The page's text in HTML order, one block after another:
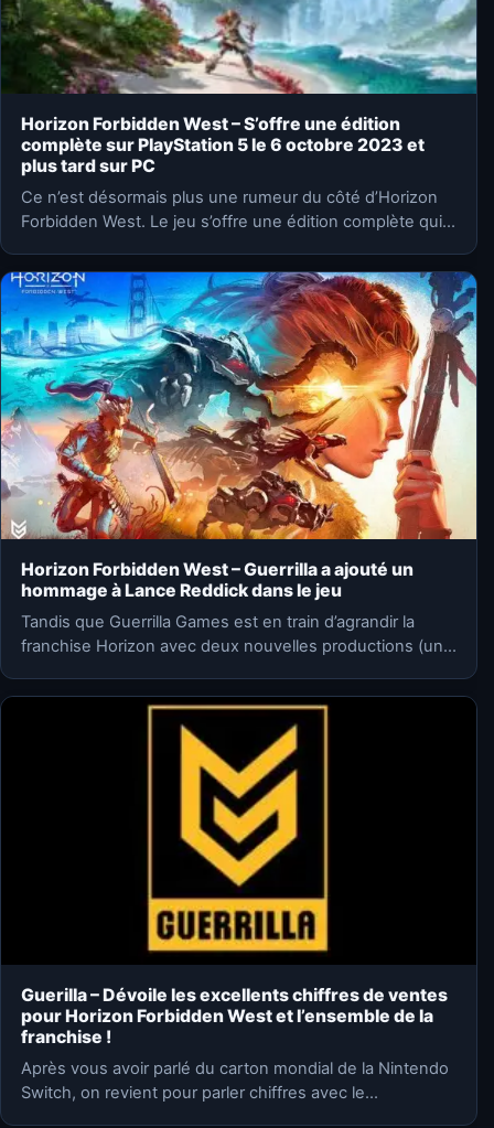
Horizon Forbidden West – S’offre une édition
complète sur PlayStation 5 le 6 octobre 2023 et
plus tard sur PC
Ce n’est désormais plus une rumeur du côté d’Horizon
Forbidden West. Le jeu s’offre une édition complète qui…
Horizon Forbidden West – Guerrilla a ajouté un
hommage à Lance Reddick dans le jeu
Tandis que Guerrilla Games est en train d’agrandir la
franchise Horizon avec deux nouvelles productions (une
Guerilla – Dévoile les excellents chiffres de ventes
pour Horizon Forbidden West et l’ensemble de la
franchise !
Après vous avoir parlé du carton mondial de la Nintendo
Switch, on revient pour parler chiffres avec le…